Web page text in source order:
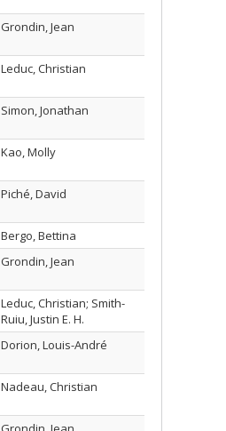
Grondin, Jean
Leduc, Christian
Simon, Jonathan
Kao, Molly
Piché, David
Bergo, Bettina
Grondin, Jean
Leduc, Christian; Smith-
Ruiu, Justin E. H.
Dorion, Louis-André
Nadeau, Christian